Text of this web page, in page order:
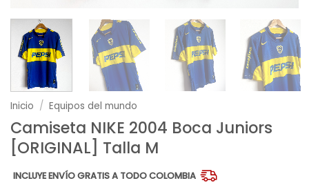
Inicio / Equipos del mundo
Camiseta NIKE 2004 Boca Juniors
[ORIGINAL] Talla M
INCLUYE ENVÍO GRATIS A TODO COLOMBIA